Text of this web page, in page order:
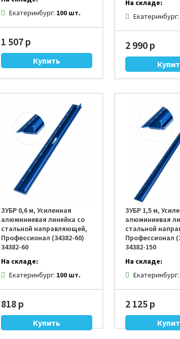
Екатеринбург: 100 шт.
1 507 р
На складе:
Екатеринбург:
2 990 р
ЗУБР 0,6 м, Усиленная
алюминиевая линейка со
стальной направляющей,
Профессионал (34382-60)
34382-60
На складе:
Екатеринбург: 100 шт.
818 р
ЗУБР 1,5 м,
алюминиевая
стальной
Профессионал
34382-150
На складе:
Екатеринбург:
2 125 р